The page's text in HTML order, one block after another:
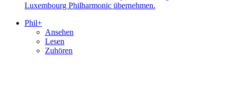
Luxembourg Philharmonic übernehmen.
Phil+
Ansehen
Lesen
Zuhören